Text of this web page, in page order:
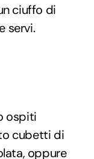
ciuffo di
servi.
ospiti
cubetti di
oppure